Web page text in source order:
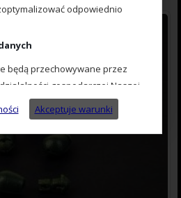
odpowiednio
będą przechowywane przez
gospodarczej Naszej
Akceptuje warunki